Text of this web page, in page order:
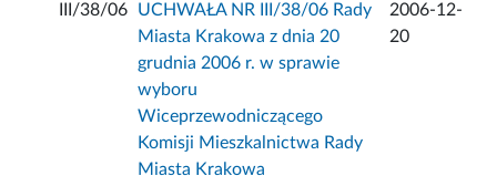
III/38/06
UCHWAŁA NR III/38/06 Rady
Miasta Krakowa z dnia 20
grudnia 2006 r. w sprawie
wyboru
Wiceprzewodniczącego
Komisji Mieszkalnictwa Rady
Miasta Krakowa
2006-12-
20